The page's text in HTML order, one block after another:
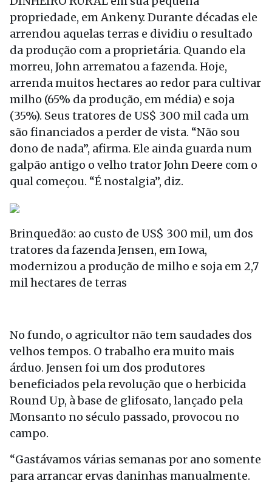
propriedade, em Ankeny. Durante décadas ele
arrendou aquelas terras e dividiu o resultado
da produção com a proprietária. Quando ela
morreu, John arrematou a fazenda. Hoje,
arrenda muitos hectares ao redor para cultivar
milho (65% da produção, em média) e soja
(35%). Seus tratores de US$ 300 mil cada um
são financiados a perder de vista. “Não sou
dono de nada”, afirma. Ele ainda guarda num
galpão antigo o velho trator John Deere com o
qual começou. “É nostalgia”, diz.
Brinquedão: ao custo de US$ 300 mil, um dos
tratores da fazenda Jensen, em Iowa,
modernizou a produção de milho e soja em 2,7
mil hectares de terras
No fundo, o agricultor não tem saudades dos
velhos tempos. O trabalho era muito mais
árduo. Jensen foi um dos produtores
beneficiados pela revolução que o herbicida
Round Up, à base de glifosato, lançado pela
Monsanto no século passado, provocou no
campo.
“Gastávamos várias semanas por ano somente
para arrancar ervas daninhas manualmente.